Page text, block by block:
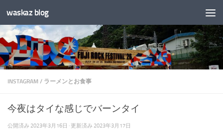
コンテンツへスキップ
waskaz blog
INSTAGRAM / ラーメンとお食事
今夜はタイな感じでバーンタイ
公開済み 2023年3月16日 · 更新済み 2023年3月17日